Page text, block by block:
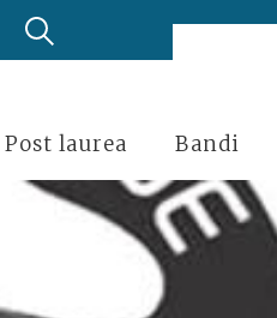
Post laurea Bandi